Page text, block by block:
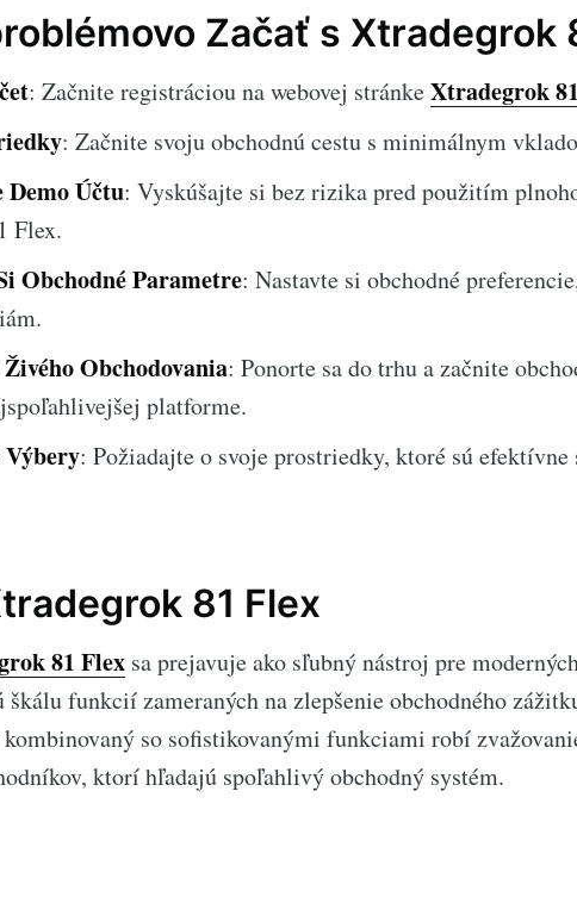
Začať s Xtradegrok
: Začnite registráciou na webovej stránkeXtradegrok
: Začnite svoju obchodnú cestu s minimálnym
Demo Účtu: Vyskúšajte si bez rizika pred použitím
Flex.
Obchodné Parametre: Nastavte si obchodné
Obchodovania: Ponorte sa do trhu a začnite
platforme.
Výbery: Požiadajte o svoje prostriedky, ktoré sú efektívne
81 Flex
81 Flex sa prejavuje ako sľubný nástroj pre
funkcií zameraných na zlepšenie obchodného
so sofistikovanými funkciami robí
ktorí hľadajú spoľahlivý obchodný systém.